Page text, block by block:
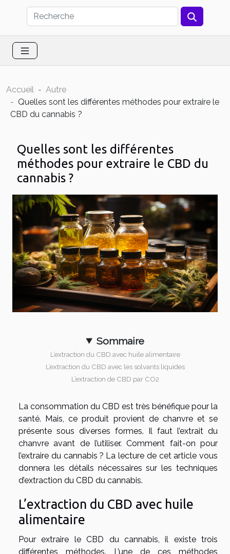
Accueil
Autre
Quelles sont les différentes méthodes pour extraire le
CBD du cannabis ?
Quelles sont les différentes
méthodes pour extraire le CBD du
cannabis ?
Sommaire
L’extraction du CBD avec huile alimentaire
L’extraction du CBD avec les solvants liquides
L’extraction de CBD par CO2
La consommation du CBD est très bénéfique pour la
santé. Mais, ce produit provient de chanvre et se
présente sous diverses formes. Il faut l’extrait du
chanvre avant de l’utiliser. Comment fait-on pour
l’extraire du cannabis ? La lecture de cet article vous
donnera les détails nécessaires sur les techniques
d’extraction du CBD du cannabis.
L’extraction du CBD avec huile
alimentaire
Pour extraire le CBD du cannabis, il existe trois
différentes méthodes. L’une de ces méthodes